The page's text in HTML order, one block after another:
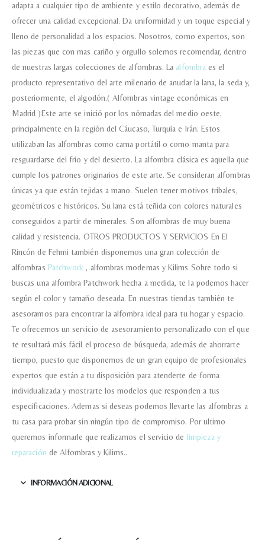
adapta a cualquier tipo de ambiente y estilo decorativo, además de
ofrecer una calidad excepcional. Da uniformidad y un toque especial y
lleno de personalidad a los espacios. Nosotros, como expertos, son
las piezas que con mas cariño y orgullo solemos recomendar, dentro
de nuestras largas colecciones de alfombras. La alfombra es el
producto representativo del arte milenario de anudar la lana, la seda y,
posteriormente, el algodón.( Alfombras vintage económicas en
Madrid )Este arte se inició por los nómadas del medio oeste,
principalmente en la región del Cáucaso, Turquía e Irán. Estos
utilizaban las alfombras como cama portátil o como manta para
resguardarse del frío y del desierto. La alfombra clásica es aquella que
cumple los patrones originarios de este arte. Se consideran alfombras
únicas ya que están tejidas a mano. Suelen tener motivos tribales,
geométricos e históricos. Su lana está teñida con colores naturales
conseguidos a partir de minerales. Son alfombras de muy buena
calidad y resistencia. OTROS PRODUCTOS Y SERVICIOS En El
Rincón de Fehmi también disponemos una gran colección de
alfombras Patchwork , alfombras modernas y Kilims Sobre todo si
buscas una alfombra Patchwork hecha a medida, te la podemos hacer
según el color y tamaño deseada. En nuestras tiendas también te
asesoramos para encontrar la alfombra ideal para tu hogar y espacio.
Te ofrecemos un servicio de asesoramiento personalizado con el que
te resultará más fácil el proceso de búsqueda, además de ahorrarte
tiempo, puesto que disponemos de un gran equipo de profesionales
expertos que están a tu disposición para atenderte de forma
individualizada y mostrarte los modelos que responden a tus
especificaciones. Ademas si deseas podemos llevarte las alfombras a
tu casa para probar sin ningún tipo de compromiso. Por ultimo
queremos informarle que realizamos el servicio de limpieza y
reparación de Alfombras y Kilims..
INFORMACIÓN ADICIONAL
Nombre y Referencia del producto
Acuerdo RGPD *
Doy mi consentimiento para que
información que envío para que
Recibir mi oferta